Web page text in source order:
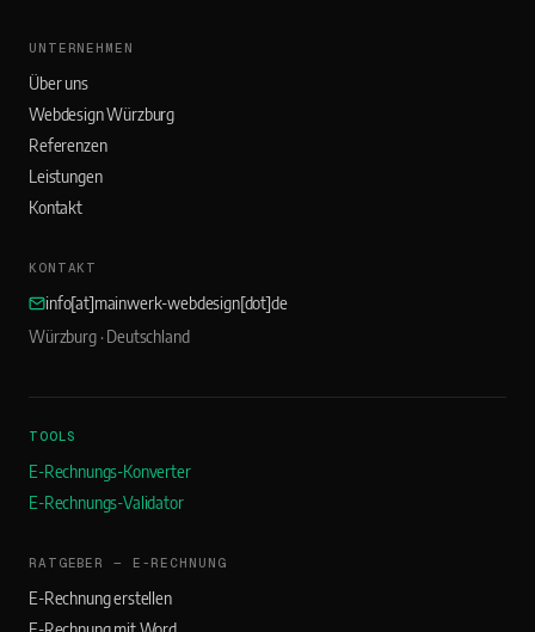
UNTERNEHMEN
Über uns
Webdesign Würzburg
Referenzen
Leistungen
Kontakt
KONTAKT
info[at]mainwerk-webdesign[dot]de
Würzburg · Deutschland
TOOLS
E-Rechnungs-Konverter
E-Rechnungs-Validator
RATGEBER — E-RECHNUNG
E-Rechnung erstellen